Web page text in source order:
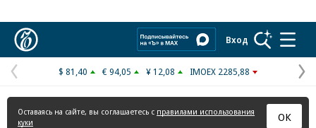
Вход
Предыдущая
страница
$ 81,40 € 94,05 ¥ 12,08 IMOEX 2285,88
Оставаясь на сайте, вы соглашаетесь с правилами использования
куки
ОК